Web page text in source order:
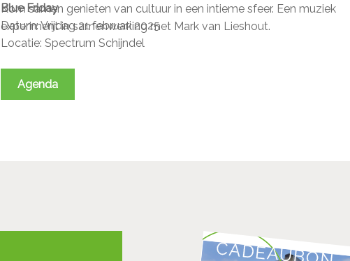
Kom samen genieten van cultuur in een intieme sfeer. Een muziek
experiment in samenwerking met Mark van Lieshout.
Blue Friday
Datum: Vrijdag 21 februari 2025
Locatie: Spectrum Schijndel
Agenda